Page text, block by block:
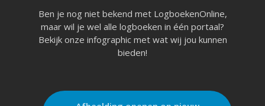
Ben je nog niet bekend met LogboekenOnline,
maar wil je wel alle logboeken in één portaal?
Bekijk onze infographic met wat wij jou kunnen
bieden!